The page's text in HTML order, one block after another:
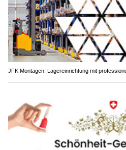
JFK Montagen: Lagereinrichtung mit